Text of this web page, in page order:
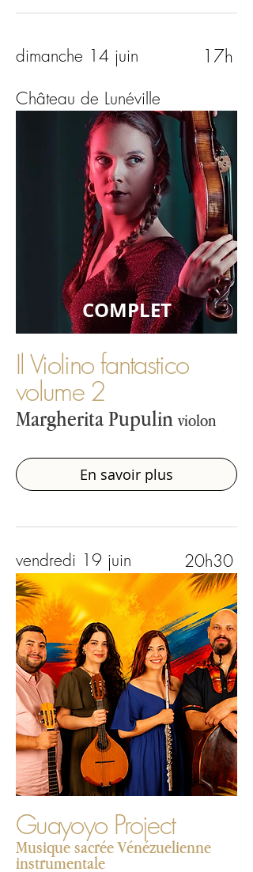
dimanche 14 juin 17h
Château de Lunéville
COMPLET
Il Violino fantastico
volume 2
Margherita Pupulinviolon
En savoir plus
vendredi 19 juin 20h30
Guayoyo Project
Musique sacrée Vénézuelienne
instrumentale